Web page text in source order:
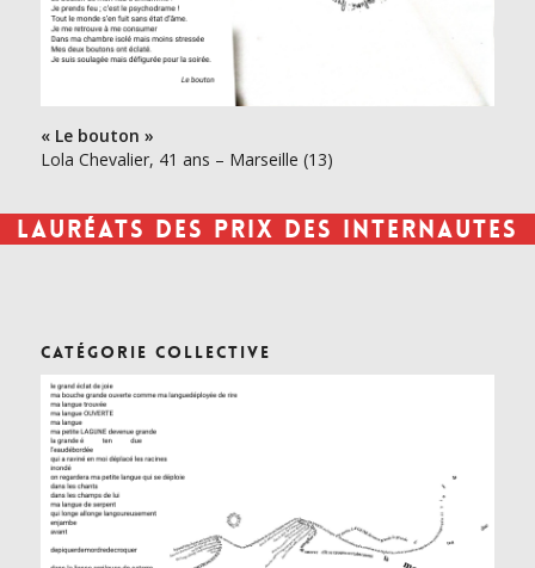
« Le bouton »
Lola Chevalier, 41 ans – Marseille (13)
Lauréats des Prix des internautes
Catégorie collective